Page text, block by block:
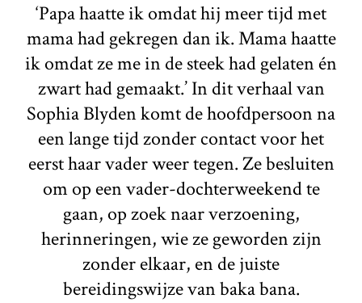
‘Papa haatte ik omdat hij meer tijd met
mama had gekregen dan ik. Mama haatte
ik omdat ze me in de steek had gelaten én
zwart had gemaakt.’ In dit verhaal van
Sophia Blyden komt de hoofdpersoon na
een lange tijd zonder contact voor het
eerst haar vader weer tegen. Ze besluiten
om op een vader-dochterweekend te
gaan, op zoek naar verzoening,
herinneringen, wie ze geworden zijn
zonder elkaar, en de juiste
bereidingswijze van baka bana.